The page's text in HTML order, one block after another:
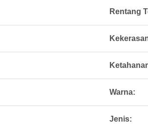
Rentang
Warna:
Jenis: